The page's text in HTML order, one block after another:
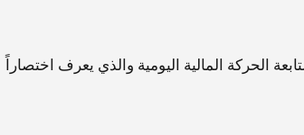
الحركة المالية اليومية والذي يعرف اختصاراً